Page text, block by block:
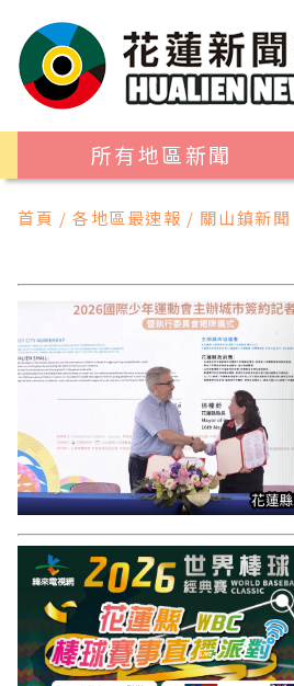
所有地區新聞
首頁 / 各地區最速報 / 關山鎮新聞